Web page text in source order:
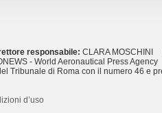
responsabile: CLARA MOSCHINI
- World Aeronautical Press Agency
Tribunale di Roma con il numero 46 e
d’uso